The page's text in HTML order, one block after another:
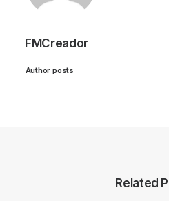
FMCreador
Author posts
Related